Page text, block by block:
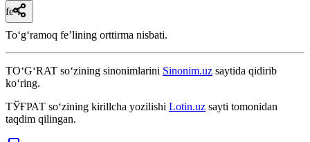
fe’l
Toʻgʻramoq feʼlining orttirma nisbati.
TO‘G‘RAT so‘zining sinonimlarini Sinonim.uz saytida qidirib
ko‘ring.
ТЎҒРАТ so‘zining kirillcha yozilishi Lotin.uz sayti tomonidan
taqdim qilingan.